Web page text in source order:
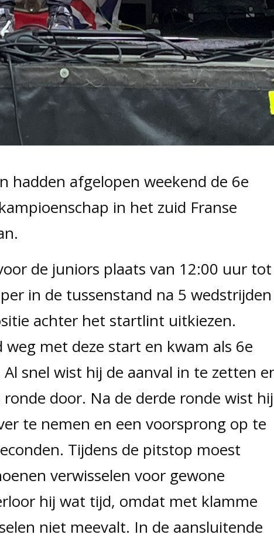
hadden afgelopen weekend de 6e
in het zuid Franse
de juniors plaats van 12:00 uur tot
in de tussenstand na 5 wedstrijden
achter het startlint uitkiezen.
weg met deze start en kwam als 6e
snel wist hij de aanval in te zetten
door. Na de derde ronde wist hij
te nemen en een voorsprong op te
Tijdens de pitstop moest
verwisselen voor gewone
hij wat tijd, omdat met klamme
niet meevalt. In de aansluitende